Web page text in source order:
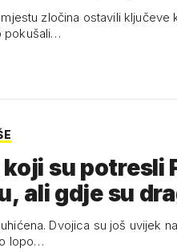
zločina ostavili
pokušali…
koji su potresli
ali gdje su
Dvojica su još uvijek
lopo…